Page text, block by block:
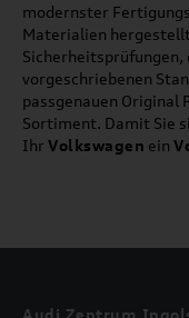
modernster
Materialien
Sicherheitsprüfungen,
vorgeschriebenen
passgenauen Original
Sortiment. Damit Sie
Ihr Volkswagen ein
Audi Zentrum